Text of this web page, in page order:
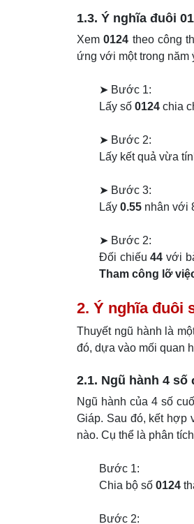
1.3. Ý nghĩa đuôi
Xem0124 theo công
ứng với một trong
➤ Bước 1:
Lấy số 0124 chia
➤ Bước 2:
Lấy kết quả vừa
➤ Bước 3:
Lấy 0.55 nhân với
➤ Bước 2:
Đối chiếu44 với
Tham công lỡ
2. Ý nghĩa đuôi
Thuyết ngũ hành là
đó, dựa vào mối quan
2.1. Ngũ hành 4
Ngũ hành của 4 số
Giáp. Sau đó, kết hợp
nào. Cụ thể là phân
Bước 1:
Chia bộ số 0124
Bước 2: